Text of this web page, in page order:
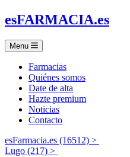
esFARMACIA.es
Menu
Farmacias
Quiénes somos
Date de alta
Hazte premium
Noticias
Contacto
esFarmacia.es (16512) >
Lugo (217) >